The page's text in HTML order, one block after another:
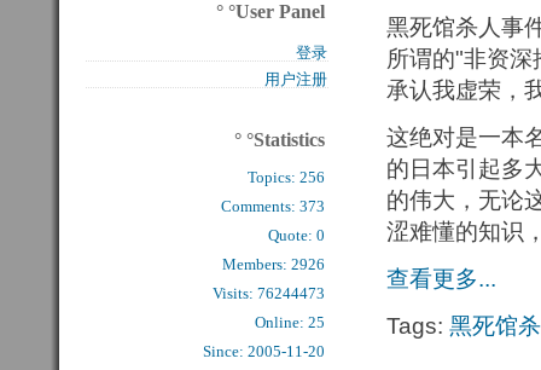
黑死馆杀人事
所谓的"非资
承认我虚荣，
这绝对是一本
的日本引起多
的伟大，无论
涩难懂的知识
查看更多...
Tags: 黑死馆
° °User Panel
登录
用户注册
° °Statistics
Topics:256
Comments: 373
Quote: 0
Members: 2926
Visits: 76244473
Online: 25
Since: 2005-11-20